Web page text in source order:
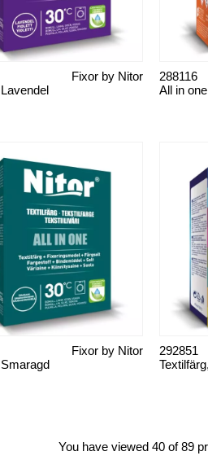
Fixor by Nitor
All in
288116
Fixor by Nitor 292851
You have viewed 40 of 89